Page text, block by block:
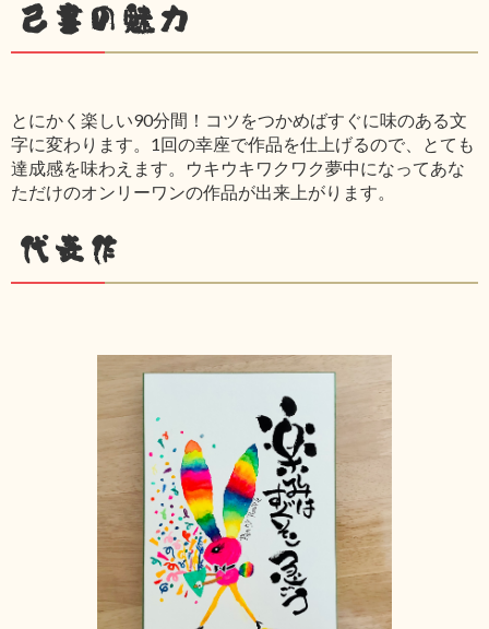
己書の魅力
とにかく楽しい90分間！コツをつかめばすぐに味のある文
字に変わります。1回の幸座で作品を仕上げるので、とても
達成感を味わえます。ウキウキワクワク夢中になってあな
ただけのオンリーワンの作品が出来上がります。
代表作